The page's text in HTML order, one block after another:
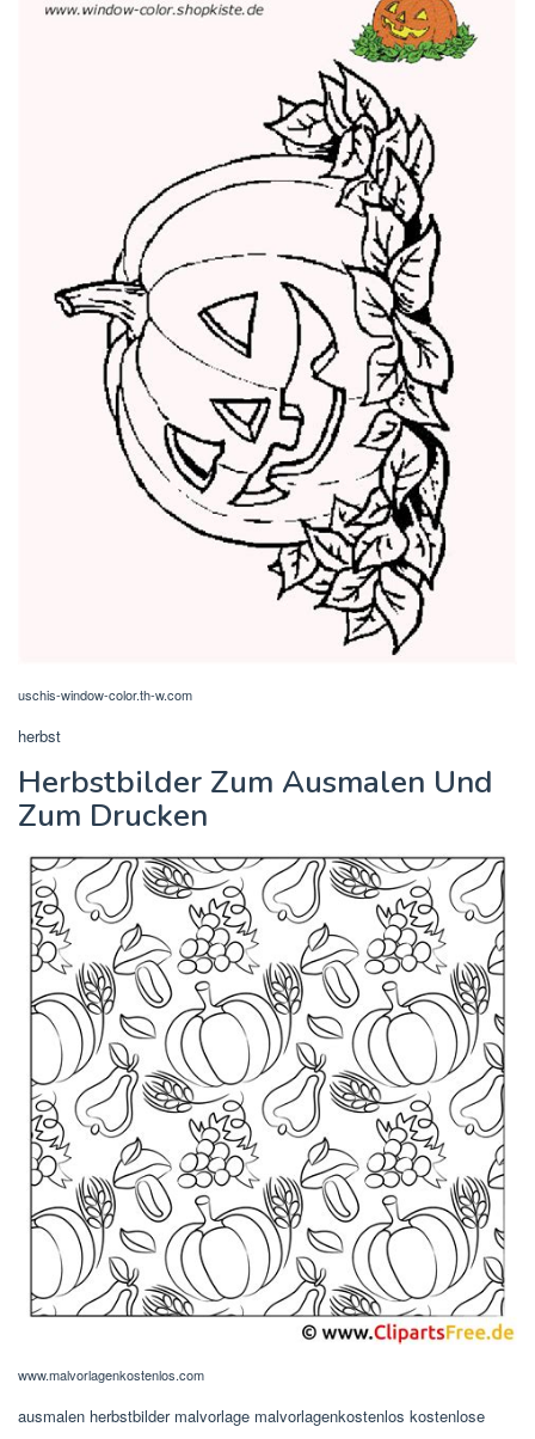
uschis-window-color.th-w.com
herbst
Herbstbilder Zum Ausmalen Und
Zum Drucken
www.malvorlagenkostenlos.com
ausmalen herbstbilder malvorlage malvorlagenkostenlos kostenlose